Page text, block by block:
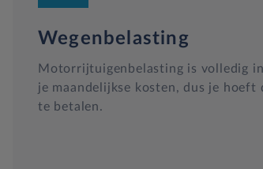
Wegenbelasting
Motorrijtuigenbelasting is volledig
je maandelijkse kosten, dus je hoeft
te betalen.